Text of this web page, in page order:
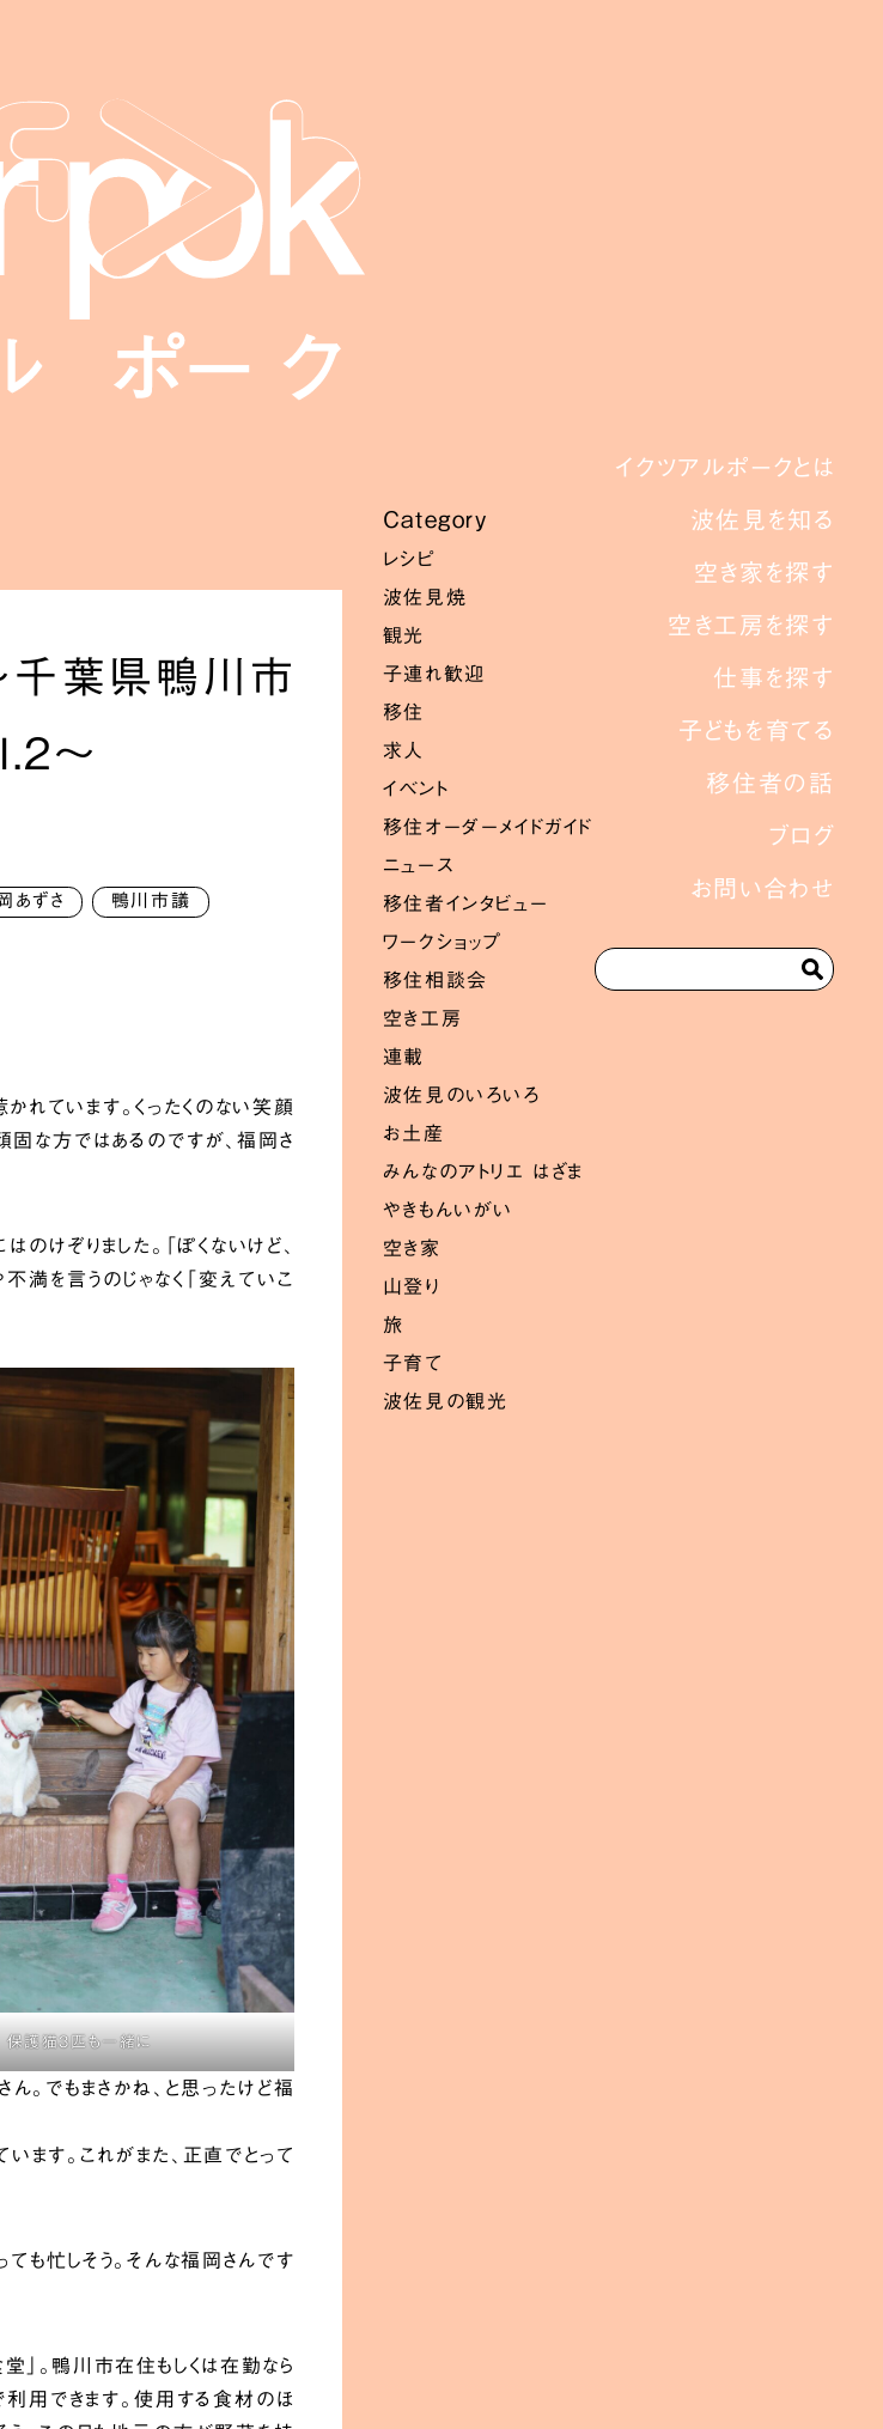
イクツアルポークとは
波佐見を知る
空き家を探す
空き工房を探す
仕事を探す
子どもを育てる
移住者の話
ブログ
お問い合わせ
Category
レシピ
波佐見焼
観光
子連れ歓迎
移住
求人
イベント
移住オーダーメイドガイド
ニュース
移住者インタビュー
ワークショップ
移住相談会
空き工房
連載
波佐見のいろいろ
お土産
みんなのアトリエ はざま
やきもんいがい
空き家
山登り
旅
子育て
波佐見の観光
千葉県鴨川市
〜
あずさ 鴨川市議
れています。くったくのない笑顔
固な方ではあるのですが、福岡さ
けぞりました。「ぽくないけど、
満を言うのじゃなく「変えていこ
保護猫3匹も一緒に
。でもまさかね、と思ったけど福
います。これがまた、正直でとって
も忙しそう。そんな福岡さんです
」。鴨川市在住もしくは在勤なら
用できます。使用する食材のほ